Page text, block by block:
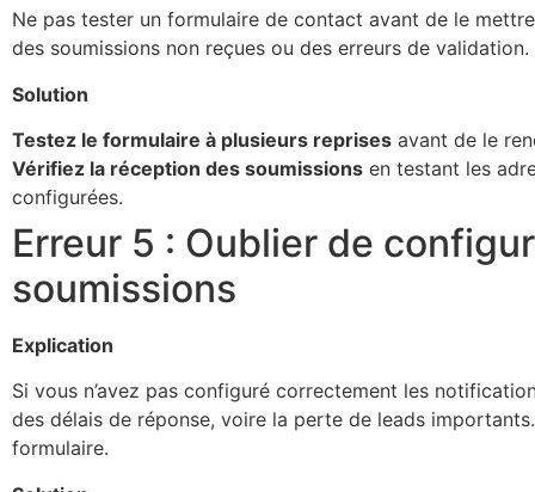
Ne pas tester un formulaire de contact avant de le
des soumissions non reçues ou des erreurs de
Solution
Testez le formulaire à plusieurs reprises avant de le
Vérifiez la réception des soumissions en testant les
configurées.
Erreur 5 : Oublier de
soumissions
Explication
Si vous n’avez pas configuré correctement les
des délais de réponse, voire la perte de leads
formulaire.